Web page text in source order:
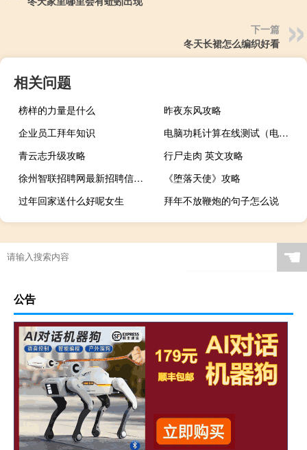
下一篇
冬天长裙怎么编织好看
相关问题
榜样的力量是什么
昨夜东风攻略
企业员工拜年知识
电脑功耗计算在线测试（电脑功耗计算）
青云志升级攻略
行尸走肉 英文攻略
徐州智联招聘网最新招聘信息官网（徐州智联招聘）
《堕落天使》攻略
过年回家送什么好呢女生
拜年不放鞭炮的句子怎么说
☚
公告